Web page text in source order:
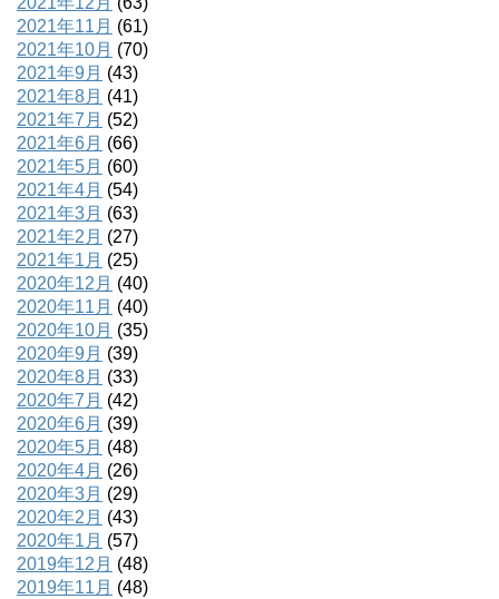
2021年11月 (61)
2021年10月 (70)
2021年9月 (43)
2021年8月 (41)
2021年7月 (52)
2021年6月 (66)
2021年5月 (60)
2021年4月 (54)
2021年3月 (63)
2021年2月 (27)
2021年1月 (25)
2020年12月 (40)
2020年11月 (40)
2020年10月 (35)
2020年9月 (39)
2020年8月 (33)
2020年7月 (42)
2020年6月 (39)
2020年5月 (48)
2020年4月 (26)
2020年3月 (29)
2020年2月 (43)
2020年1月 (57)
2019年12月 (48)
2019年11月 (48)